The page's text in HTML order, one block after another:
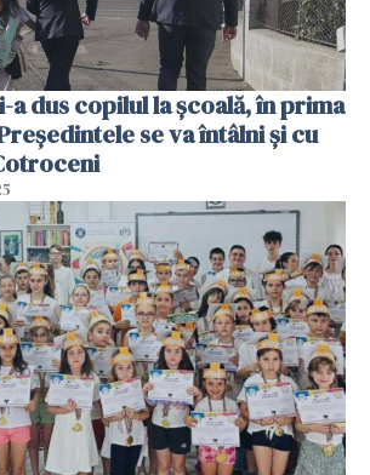
a dus copilul la școală, în prima
se va întâlni și cu